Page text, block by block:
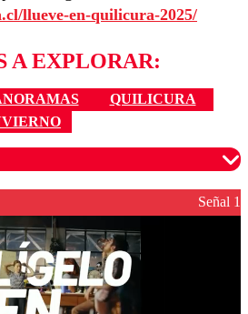
llueve-en-quilicura-2025/
A EXPLORAR:
QUILICURA
moderados para garantizar un
respetuoso.
Señal 1